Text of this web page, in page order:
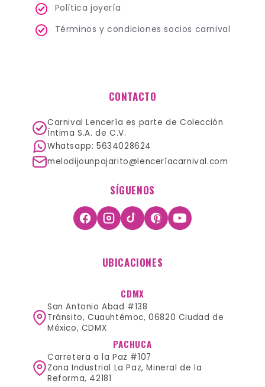
Política joyería
Términos y condiciones socios carnival
CONTACTO
Carnival Lencería es parte de Colección
Íntima S.A. de C.V.
Whatsapp: 5634028624
melodijounpajarito@lenceríacarnival.com
SÍGUENOS
UBICACIONES
CDMX
San Antonio Abad #138
Tránsito, Cuauhtémoc, 06820 Ciudad de
México, CDMX
PACHUCA
Carretera a la Paz #107
Zona Industrial La Paz, Mineral de la
Reforma, 42181